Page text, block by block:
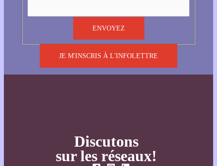
JE M'INSCRIS À L'INFOLETTRE
Discutons
sur les réseaux!